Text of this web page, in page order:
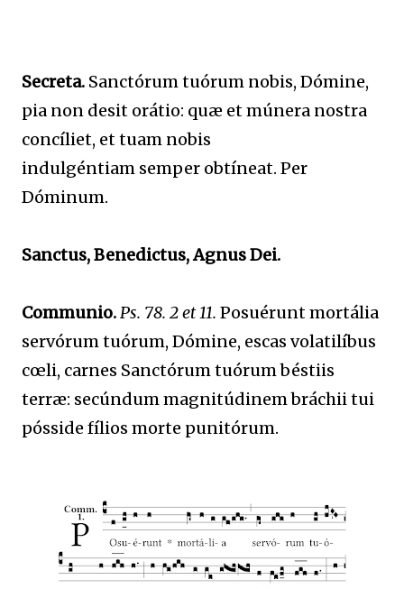
Secreta. Sanctórum tuórum nobis, Dómine,
pia non desit orátio: quæ et múnera nostra
concíliet, et tuam nobis
indulgéntiam semper obtíneat. Per
Dóminum.
Sanctus, Benedictus, Agnus Dei.
Communio.Ps. 78. 2 et 11. Posuérunt mortália
servórum tuórum, Dómine, escas volatilíbus
cœli, carnes Sanctórum tuórum béstiis
terræ: secúndum magnitúdinem bráchii tui
pósside fílios morte punitórum.